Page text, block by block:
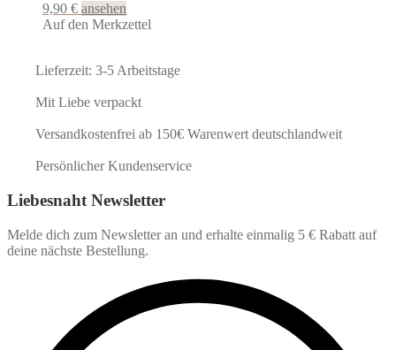
9,90 € ansehen
Auf den Merkzettel
Lieferzeit: 3-5 Arbeitstage
Mit Liebe verpackt
Versandkostenfrei ab 150€ Warenwert deutschlandweit
Persönlicher Kundenservice
Liebesnaht Newsletter
Melde dich zum Newsletter an und erhalte einmalig 5 € Rabatt auf
deine nächste Bestellung.